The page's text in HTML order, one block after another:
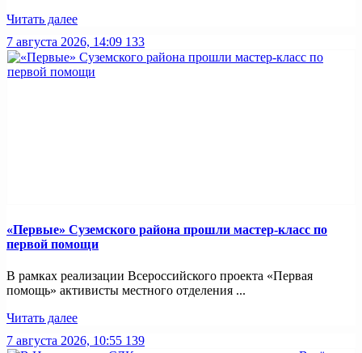
Читать далее
7 августа 2026, 14:09 133
«Первые» Суземского района прошли мастер-класс по
первой помощи
В рамках реализации Всероссийского проекта «Первая
помощь» активисты местного отделения ...
Читать далее
7 августа 2026, 10:55 139